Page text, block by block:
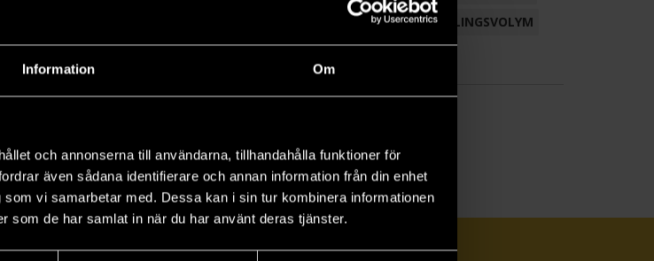
Information Om
och annonserna till användarna, tillhandahålla funktioner för
även sådana identifierare och annan information från din enhet
vi samarbetar med. Dessa kan i sin tur kombinera informationen
som de har samlat in när du har använt deras tjänster.
ROMAN
SAMLINGSVOLYM